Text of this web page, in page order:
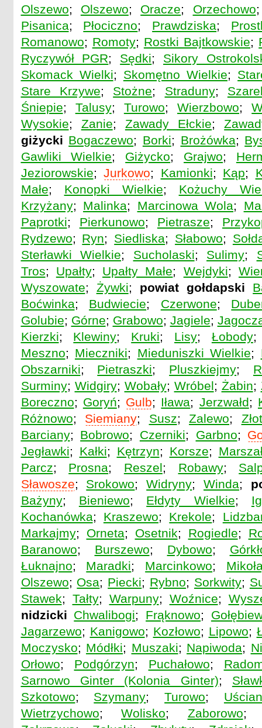
Olszewo; Olszewo; Oracze; Orzechowo
Pisanica; Płociczno; Prawdziska;
Romanowo; Romoty; Rostki Bajtkowskie;
Ryczywół PGR; Sędki; Sikory
Skomack Wielki; Skomętno Wielkie;
Stare Krzywe; Stożne; Straduny;
Śniepie; Talusy; Turowo;Wierzbowo;
Wysokie; Zanie; Zawady Ełckie;
giżycki Bogaczewo; Borki; Brożówka;
Gawliki Wielkie; Giżycko; Grajwo;
Jeziorowskie;Jurkowo; Kamionki; Kąp;
Małe; Konopki Wielkie; Kożuchy
Krzyżany; Malinka; Marcinowa Wola;
Paprotki; Pierkunowo; Pietrasze;
Rydzewo; Ryn; Siedliska; Słabowo;
Sterławki Wielkie; Sucholaski; Sulimy;
Tros; Upałty; Upałty Małe; Wejdyki;
Wyszowate; Żywki; powiat gołdapski
Boćwinka; Budwiecie; Czerwone;
Golubie; Górne; Grabowo; Jagiele;
Kierzki; Klewiny; Kruki; Lisy; Łobody
Meszno; Mieczniki; Mieduniszki Wielkie;
Obszarniki; Pietraszki; Pluszkiejmy;
Surminy; Widgiry; Wobały; Wróbel; Żabin;
Boreczno; Goryń; Gulb; Iława; Jerzwałd;
Różnowo; Siemiany; Susz;Zalewo;
Barciany; Bobrowo; Czerniki; Garbno;
Jegławki; Kałki; Kętrzyn; Korsze;
Parcz; Prosna; Reszel; Robawy;
Sławosze; Srokowo;Widryny;Winda;
Bażyny; Bieniewo; Ełdyty Wielkie;
Kochanówka; Kraszewo; Krekole;
Markajmy; Orneta; Osetnik; Rogiedle;
Baranowo; Burszewo; Dybowo;
Łuknajno; Maradki; Marcinkowo;
Olszewo; Osa; Piecki; Rybno; Sorkwity;
Stawek; Tałty; Warpuny; Woźnice;
nidzicki Chwalibogi; Frąknowo;
Jagarzewo; Kanigowo; Kozłowo; Lipowo;
Moczysko; Módłki; Muszaki; Napiwoda;
Orłowo; Podgórzyn; Puchałowo;
Sarnowo Ginter (Kolonia Ginter);
Szkotowo; Szymany;Turowo;
Wietrzychowo;Wolisko; Zaborowo